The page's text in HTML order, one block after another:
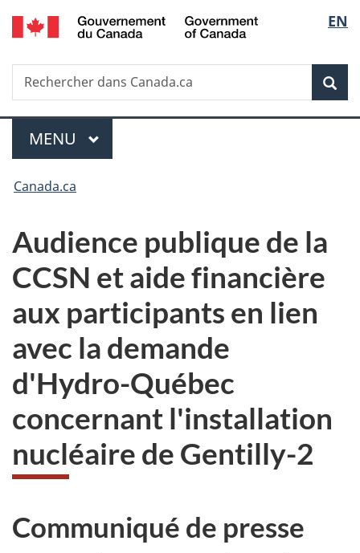
Passer
au
principal
Passer
à
Au
du
Passer
à
version
simplifiée
de
la
EN
Recherche
Rechercher
dans
Menu
MENU PRINCIPAL
Vous
ici :
Canada.ca
Audience publique de la
CCSN et aide financière
aux participants en lien
avec la demande
d'Hydro-Québec
concernant l'installation
nucléaire de Gentilly-2
Communiqué de presse